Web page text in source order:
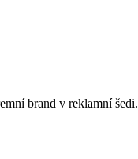
brand v reklamní šedi.